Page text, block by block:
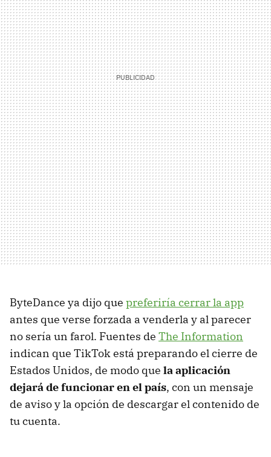
ByteDance ya dijo que preferiría cerrar la app
antes que verse forzada a venderla y al parecer
no sería un farol. Fuentes de The Information
indican que TikTok está preparando el cierre de
Estados Unidos, de modo que la aplicación
dejará de funcionar en el país, con un mensaje
de aviso y la opción de descargar el contenido de
tu cuenta.